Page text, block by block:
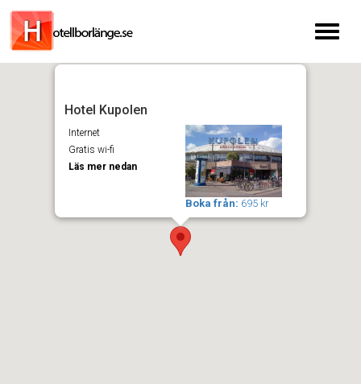
Toggle
Hotel Kupolen
Internet
Gratis wi-fi
Läs mer nedan
Boka från: 695 kr